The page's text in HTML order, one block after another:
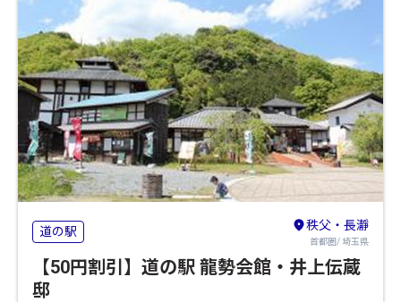
道の駅 秩父・長瀞
首都圏/ 埼玉県
【50円割引】道の駅 龍勢会館・井上伝蔵
邸